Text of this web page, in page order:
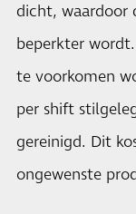
dicht, waardoor
beperkter
te voorkomen
per shift
gereinigd. Dit
ongewenste